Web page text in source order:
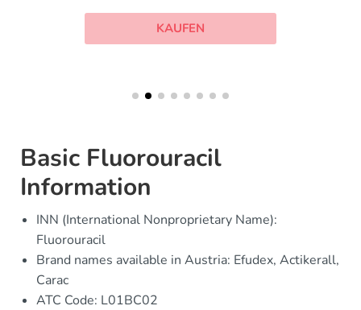
KAUFEN
Basic Fluorouracil
Information
INN (International Nonproprietary Name):
Fluorouracil
Brand names available in Austria: Efudex, Actikerall,
Carac
ATC Code: L01BC02